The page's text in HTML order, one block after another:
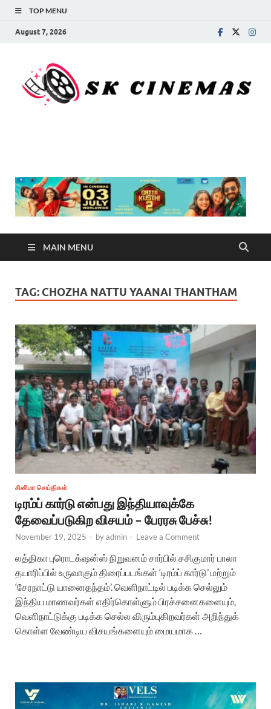
TOP MENU
August 7, 2026
MAIN MENU
TAG: CHOZHA NATTU YAANAI THANTHAM
சினிமா செய்திகள்
டிரம்ப் கார்டு என்பது இந்தியாவுக்கே
தேவைப்படுகிற விசயம் – பேரரசு பேச்சு!
November 19, 2025 - byadmin - Leave a Comment
லத்திகா புரொடக்‌ஷன்ஸ் நிறுவனம் சார்பில் சசிகுமார் பாலா
தயாரிப்பில் உருவாகும் திரைப்படங்கள் ‘டிரம்ப் கார்டு’ மற்றும்
‘சேரநாட்டு யானைதந்தம்’. வெளிநாட்டில் படிக்க செல்லும்
இந்திய மாணவர்கள் எதிர்கொள்ளும் பிரச்சனைகளையும்,
வெளிநாட்டுக்கு படிக்க செல்ல விரும்புகிறவர்கள் அறிந்துக்
கொள்ள வேண்டிய விசயங்களையும் மையமாக …